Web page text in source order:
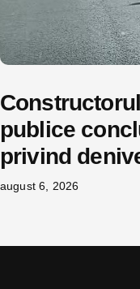
publice
privind
august 6, 2026